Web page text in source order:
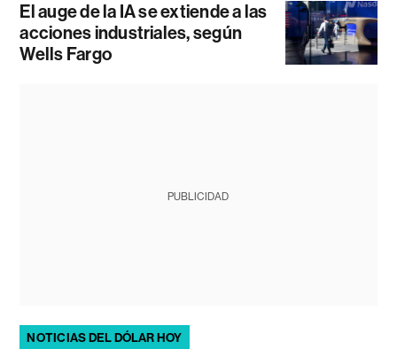
El auge de la IA se extiende a las
acciones industriales, según
Wells Fargo
PUBLICIDAD
NOTICIAS DEL DÓLAR HOY